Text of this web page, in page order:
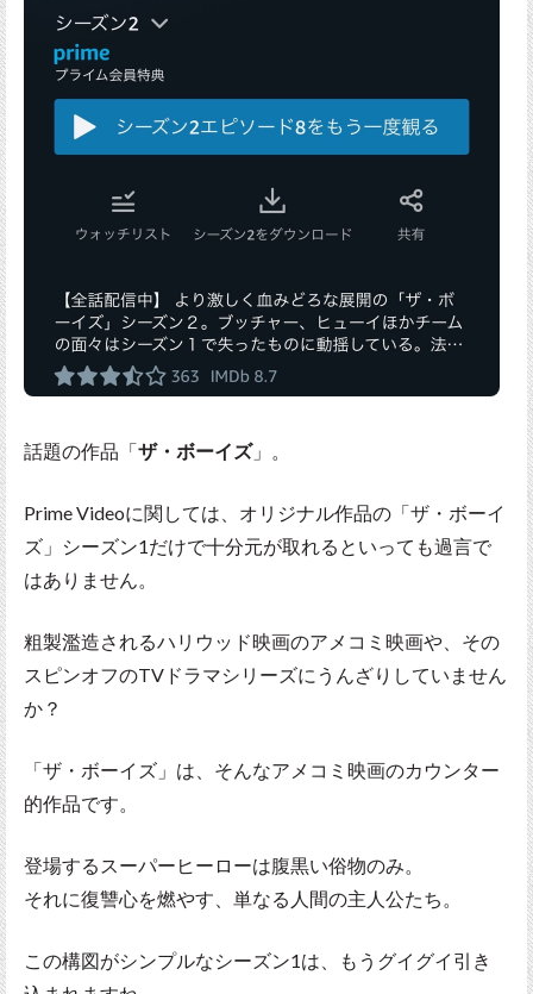
話題の作品「ザ・ボーイズ」。
Prime Videoに関しては、オリジナル作品の「ザ・ボーイ
ズ」シーズン1だけで十分元が取れるといっても過言で
はありません。
粗製濫造されるハリウッド映画のアメコミ映画や、その
スピンオフのTVドラマシリーズにうんざりしていません
か？
「ザ・ボーイズ」は、そんなアメコミ映画のカウンター
的作品です。
登場するスーパーヒーローは腹黒い俗物のみ。
それに復讐心を燃やす、単なる人間の主人公たち。
この構図がシンプルなシーズン1は、もうグイグイ引き